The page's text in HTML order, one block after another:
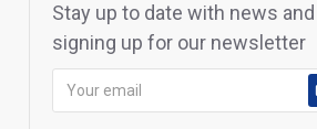
Stay up to date with news
signing up for our newsletter